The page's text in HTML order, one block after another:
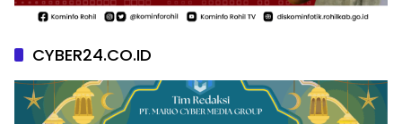
CYBER24.CO.ID